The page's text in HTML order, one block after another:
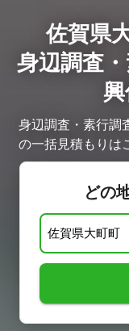
佐賀県
身辺調査
身辺調査・素行調
の一括見積もりは
どの